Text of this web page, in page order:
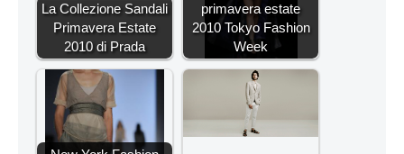
La Collezione Sandali
Primavera Estate
2010 di Prada
primavera estate
2010 Tokyo Fashion
Week